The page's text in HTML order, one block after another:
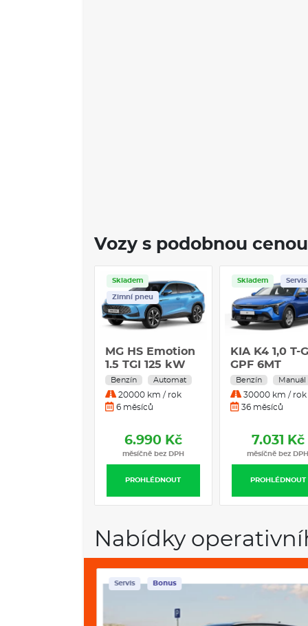
Vozy s podobnou cenou
Skladem
Zimní pneu
MG HS Emotion
1.5 TGI 125 kW
7AT 4x2
Benzín Automat
20000 km / rok
6 měsíců
PROHLÉDNOUT
6.990 Kč
měsíčně bez DPH
Skladem Servis
KIA K4 1,0 T-
GPF 6MT
COMFORT
Benzín Manuál
30000 km / rok
36 měsíců
PROHLÉDNOUT
7.031 Kč
měsíčně bez DPH
Nabídky
Servis Bonus